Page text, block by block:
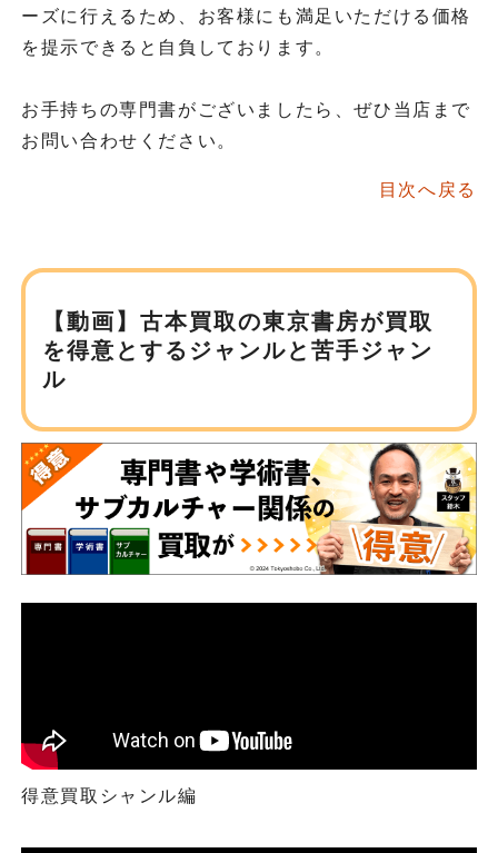
ーズに行えるため、お客様にも満足いただける価格
を提示できると自負しております。
お手持ちの専門書がございましたら、ぜひ当店まで
お問い合わせください。
目次へ戻る
【動画】古本買取の東京書房が買取
を得意とするジャンルと苦手ジャン
ル
得意買取シャンル編